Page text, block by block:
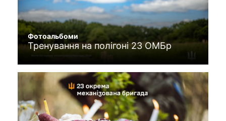
Фотоальбоми
Тренування на полігоні 23 ОМБр